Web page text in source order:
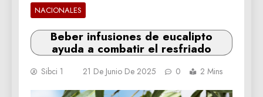
NACIONALES
Beber infusiones de eucalipto
ayuda a combatir el resfriado
Sibci 1 21 De Junio De 2025 0 2 Mins